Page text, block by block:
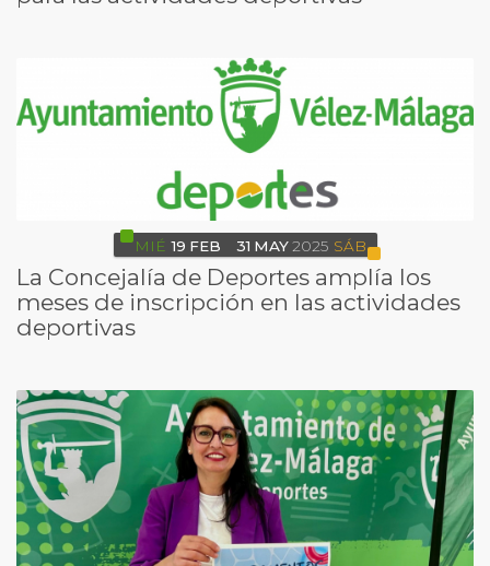
MIÉ 19 FEB 31 MAY 2025 SÁB
La Concejalía de Deportes amplía los
meses de inscripción en las actividades
deportivas